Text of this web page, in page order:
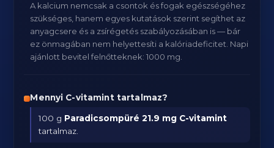
A kalcium nemcsak a csontok és fogak egészségéhez
szükséges, hanem egyes kutatások szerint segíthet az
anyagcsere és a zsírégetés szabályozásában is — bár
ez önmagában nem helyettesíti a kalóriadeficitet. Napi
ajánlott bevitel felnőtteknek: 1000 mg.
Mennyi C-vitamint tartalmaz?
100 g Paradicsompüré 21.9 mg C-vitamint
tartalmaz.